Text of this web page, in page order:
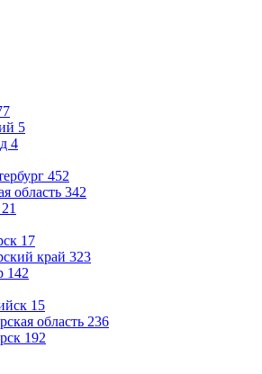
5
4
452
область 342
21
17
край 323
142
15
область 236
192